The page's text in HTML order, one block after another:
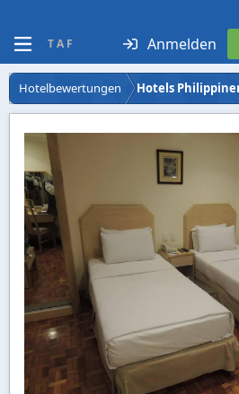
T A F Anmelden
Hotelbewertungen Hotels